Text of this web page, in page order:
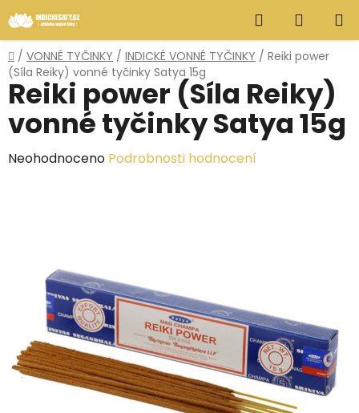
na
obsah
Hledat
KOŠÍK
Domů
/ VONNÉ TYČINKY / INDICKÉ VONNÉ TYČINKY / Reiki power
(Síla Reiky) vonné tyčinky Satya 15g
Reiki power (Síla Reiky)
vonné tyčinky Satya 15g
Průměrné
hvězdiček.
Neohodnoceno Podrobnosti hodnocení